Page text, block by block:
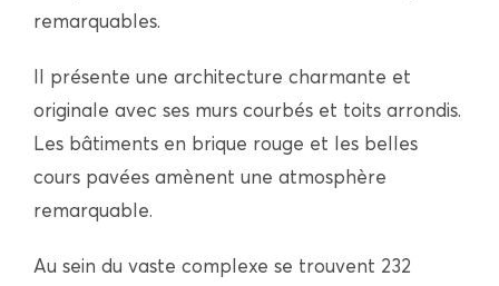
remarquables.
Il présente une architecture charmante et
originale avec ses murs courbés et toits arrondis.
Les bâtiments en brique rouge et les belles
cours pavées amènent une atmosphère
remarquable.
Au sein du vaste complexe se trouvent 232